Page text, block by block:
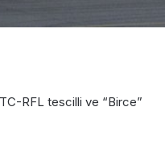
RFL tescilli ve “Birce”